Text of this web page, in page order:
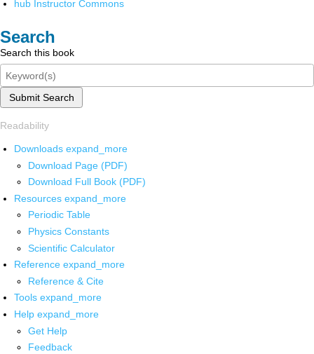
hub Instructor Commons
Search
Search this book
Submit Search
Readability
Downloads expand_more
Download Page (PDF)
Download Full Book (PDF)
Resources expand_more
Periodic Table
Physics Constants
Scientific Calculator
Reference expand_more
Reference & Cite
Tools expand_more
Help expand_more
Get Help
Feedback